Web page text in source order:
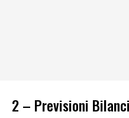
2 – Previsioni